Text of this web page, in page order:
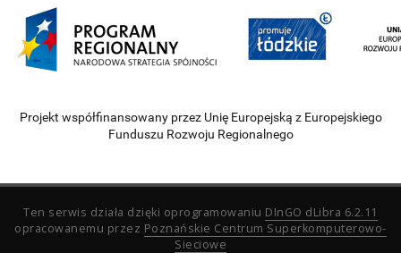
Projekt współfinansowany przez Unię Europejską z Europejskiego
Funduszu Rozwoju Regionalnego
Ten serwis działa dzięki oprogramowaniu DInGO dLibra 6.2.11
opracowanemu przez Poznańskie Centrum Superkomputerowo-
Sieciowe